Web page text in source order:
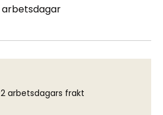
arbetsdagar
arbetsdagars frakt